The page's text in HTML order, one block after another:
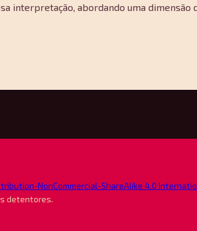
interpretação, abordando uma
NonCommercial-ShareAlike 4.0
detentores.